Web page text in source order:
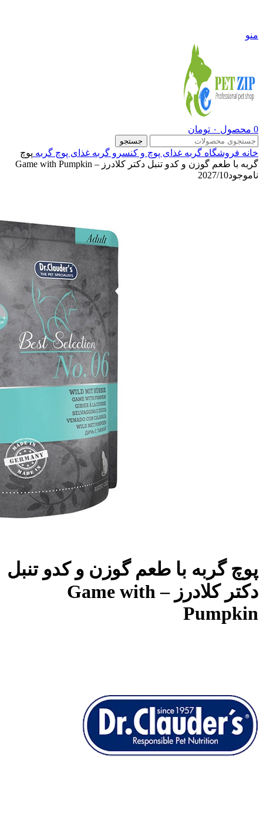
منو
0 محصول ۰ تومان
جستجو
خانه فروشگاه گربه غذای پوچ و کنسرو گربه غذای پوچ گربه پوچ
گربه با طعم گوزن و کدو تنبل دکتر کلادرز – Game with Pumpkin
ناموجود2027/10
پوچ گربه با طعم گوزن و کدو تنبل
دکتر کلادرز – Game with
Pumpkin